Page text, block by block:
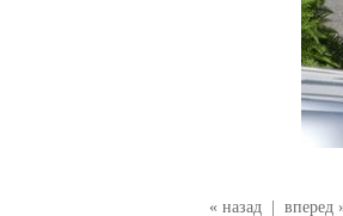
« назад | вперед